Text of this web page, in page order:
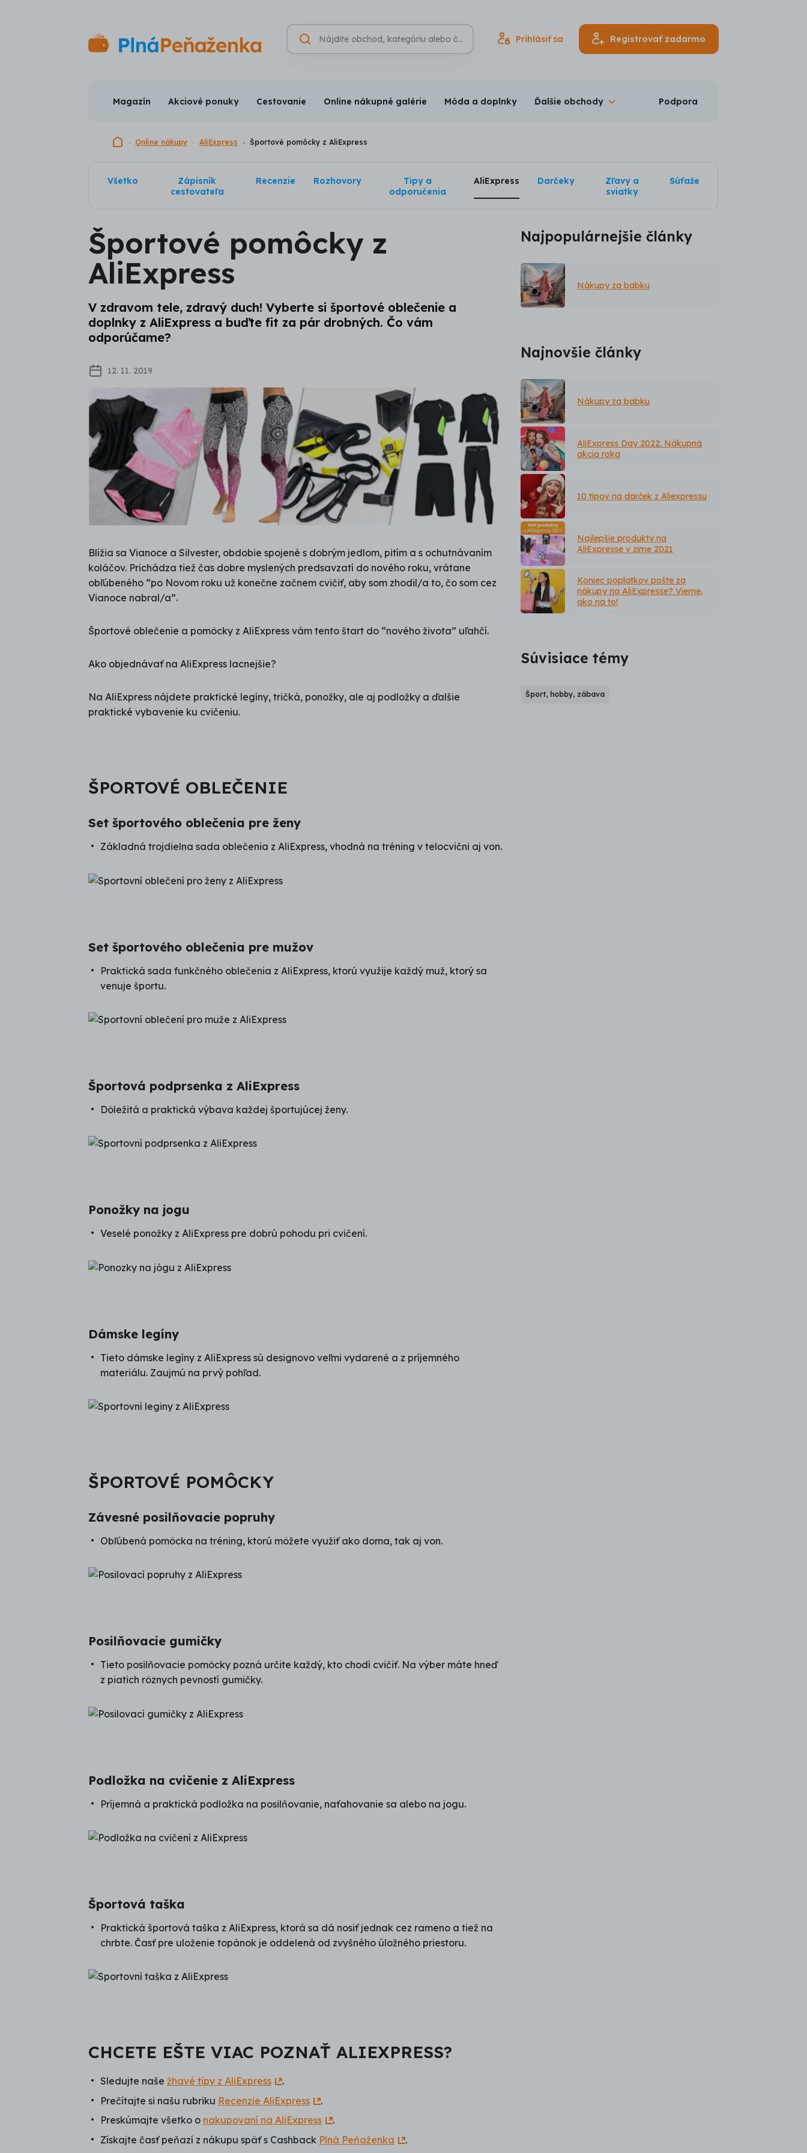
Vyhľadávanie
Hľadať Prihlásiť sa Registrovať zadarmo
Magazín Akciové ponuky Cestovanie Online nákupné galérie Móda a doplnky Ďalšie obchody Podpora
Domovská stránka
Online nákupy AliExpress Športové pomôcky z AliExpress
Všetko
Zápisník
cestovateľa
Recenzie Rozhovory
Tipy a
odporučenia
AliExpress Darčeky
Zľavy a
sviatky
Súťaže
Športové pomôcky z
AliExpress
V zdravom tele, zdravý duch! Vyberte si športové oblečenie a
doplnky z AliExpress a buďte fit za pár drobných. Čo vám
odporúčame?
12. 11. 2019
Blížia sa Vianoce a Silvester, obdobie spojené s dobrým jedlom, pitím a s ochutnávaním
koláčov. Prichádza tiež čas dobre myslených predsavzatí do nového roku, vrátane
obľúbeného “po Novom roku už konečne začnem cvičiť, aby som zhodil/a to, čo som cez
Vianoce nabral/a”.
Športové oblečenie a pomôcky z AliExpress vám tento štart do “nového života” uľahčí.
Ako objednávať na AliExpress lacnejšie?
Na AliExpress nájdete praktické legíny, tričká, ponožky, ale aj podložky a ďalšie
praktické vybavenie ku cvičeniu.
ŠPORTOVÉ OBLEČENIE
Set športového oblečenia pre ženy
Základná trojdielna sada oblečenia z AliExpress, vhodná na tréning v telocvični aj von.
Set športového oblečenia pre mužov
Praktická sada funkčného oblečenia z AliExpress, ktorú využije každý muž, ktorý sa
venuje športu.
Športová podprsenka z AliExpress
Dôležitá a praktická výbava každej športujúcej ženy.
Ponožky na jogu
Veselé ponožky z AliExpress pre dobrú pohodu pri cvičení.
Dámske legíny
Tieto dámske legíny z AliExpress sú designovo veľmi vydarené a z príjemného
materiálu. Zaujmú na prvý pohľad.
ŠPORTOVÉ POMÔCKY
Závesné posilňovacie popruhy
Obľúbená pomôcka na tréning, ktorú môžete využiť ako doma, tak aj von.
Posilňovacie gumičky
Tieto posilňovacie pomôcky pozná určite každý, kto chodí cvičiť. Na výber máte hneď
z piatich rôznych pevností gumičky.
Podložka na cvičenie z AliExpress
Príjemná a praktická podložka na posilňovanie, naťahovanie sa alebo na jogu.
Športová taška
Praktická športová taška z AliExpress, ktorá sa dá nosiť jednak cez rameno a tiež na
chrbte. Časť pre uloženie topánok je oddelená od zvyšného úložného priestoru.
CHCETE EŠTE VIAC POZNAŤ ALIEXPRESS?
Sledujte naše žhavé tipy z AliExpress
.
Prečítajte si našu rubriku Recenzie AliExpress
.
Preskúmajte všetko o nakupovaní na AliExpress
.
Získajte časť peňazí z nákupu späť s Cashback Plná Peňaženka .
Najpopulárnejšie články
Nákupy za babku
Najnovšie články
Nákupy za babku
AliExpress Day 2022: Nákupná
akcia roka
10 tipov na darček z Aliexpressu
Najlepšie produkty na
AliExpresse v zime 2021
Koniec poplatkov pošte za
nákupy na AliExpresse? Vieme,
ako na to!
Súvisiace témy
Šport, hobby, zábava